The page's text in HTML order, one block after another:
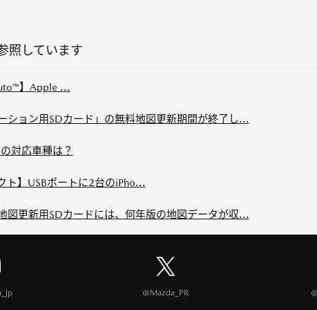
照しています
】Apple ...
ション用SDカード」の無料地図更新期間が終了し...
対応車種は？
ト】USBポートに2台のiPho...
図更新用SDカードには、何年版の地図データが収...
@Mazda_PR